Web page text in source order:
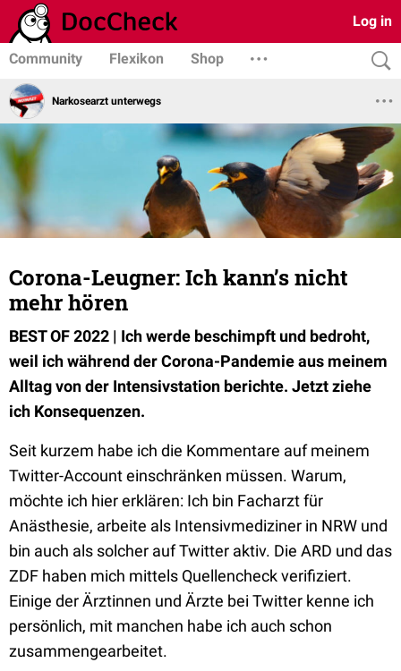
Log in
Community Flexikon Shop
Narkosearzt unterwegs
Corona-Leugner: Ich kann’s nicht
mehr hören
BEST OF 2022 | Ich werde beschimpft und bedroht,
weil ich während der Corona-Pandemie aus meinem
Alltag von der Intensivstation berichte. Jetzt ziehe
ich Konsequenzen.
Seit kurzem habe ich die Kommentare auf meinem
Twitter-Account einschränken müssen. Warum,
möchte ich hier erklären: Ich bin Facharzt für
Anästhesie, arbeite als Intensivmediziner in NRW und
bin auch als solcher auf Twitter aktiv. Die ARD und das
ZDF haben mich mittels Quellencheck verifiziert.
Einige der Ärztinnen und Ärzte bei Twitter kenne ich
persönlich, mit manchen habe ich auch schon
zusammengearbeitet.